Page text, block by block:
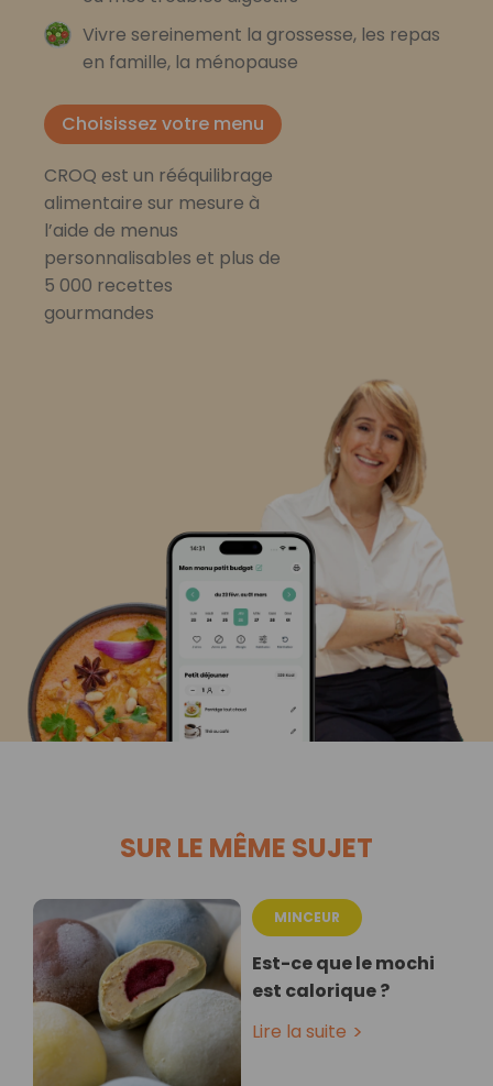
Vivre sereinement la grossesse, les repas
en famille, la ménopause
Choisissez votre menu
CROQ est un rééquilibrage
alimentaire sur mesure à
l’aide de menus
personnalisables et plus de
5 000 recettes
gourmandes
SUR LE MÊME SUJET
MINCEUR
Est-ce que le mochi
est calorique ?
Lire la suite